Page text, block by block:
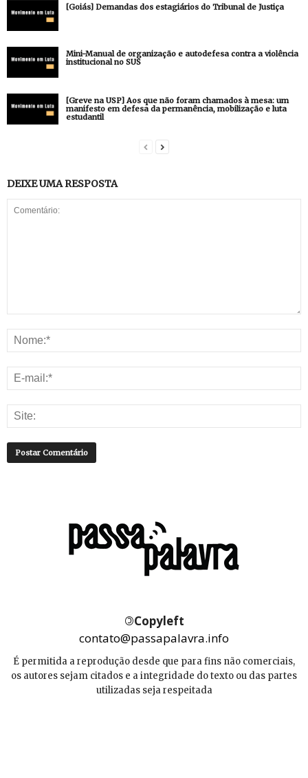
[Goiás] Demandas dos estagiários do Tribunal de Justiça
Mini-Manual de organização e autodefesa contra a violência
institucional no SUS
[Greve na USP] Aos que não foram chamados à mesa: um
manifesto em defesa da permanência, mobilização e luta
estudantil
DEIXE UMA RESPOSTA
©Copyleft
contato@passapalavra.info
É permitida a reprodução desde que para fins não comerciais,
os autores sejam citados e a integridade do texto ou das partes
utilizadas seja respeitada